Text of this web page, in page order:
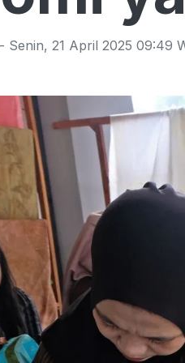
- Senin, 21 April 2025 09:49